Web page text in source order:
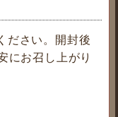
ださい。開封後
にお召し上がり